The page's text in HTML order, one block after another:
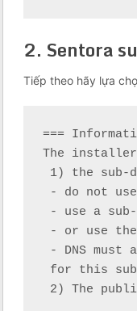
2. Sentora
Tiếp theo hãy lựa
===
The
1) the sub-
- do not use
- use a sub-
- or use the
- DNS must
for this
2) The